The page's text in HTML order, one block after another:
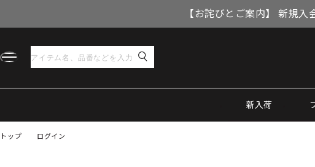
【お詫びとご案内】 新規
新入荷
トップ ログイン